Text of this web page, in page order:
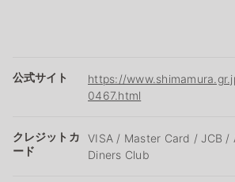
公式サイト
https://
0467.html
クレジットカ
ード
VISA / Master Card / JCB /
Diners Club